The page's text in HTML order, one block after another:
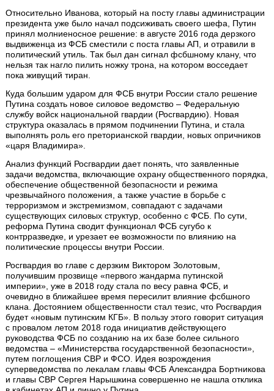
Относительно Иванова, который на посту главы администрации
президента уже было начал подсиживать своего шефа, Путин
принял молниеносное решение: в августе 2016 года дерзкого
выдвиженца из ФСБ сместили с поста главы АП, и отравили в
политический утиль. Так был дан сигнал фсбшному клану, что
нельзя так нагло пилить ножку трона, на котором восседает
пока живущий тиран.
Куда большим ударом для ФСБ внутри России стало решение
Путина создать новое силовое ведомство – Федеральную
службу войск национальной гвардии (Росгвардию). Новая
структура оказалась в прямом подчинении Путина, и стала
выполнять роль его преторианской гвардии, новых опричников
«царя Владимира».
Анализ функций Росгвардии дает понять, что заявленные
задачи ведомства, включающие охрану общественного порядка,
обеспечение общественной безопасности и режима
чрезвычайного положения, а также участие в борьбе с
терроризмом и экстремизмом, совпадают с задачами
существующих силовых структур, особенно с ФСБ. По сути,
реформа Путина сводит функционал ФСБ сугубо к
контрразведке, и урезает ее возможности по влиянию на
политические процессы внутри России.
Росгвардия во главе с дерзким Виктором Золотовым,
получившим прозвище «первого жандарма путинской
империи», уже в 2018 году стала по весу равна ФСБ, и
очевидно в ближайшее время пересилит влияние фсбшного
клана. Достоянием общественности стал тезис, что Росгвардия
будет «новым путинским КГБ». В пользу этого говорит ситуация
с провалом летом 2018 года инициатив действующего
руководства ФСБ по созданию на их базе более сильного
ведомства – «Министерства государственной безопасности»,
путем поглощения СВР и ФСО. Идея возрождения
суперведомства по лекалам главы ФСБ Александра Бортникова
и главы СВР Сергея Нарышкина совершенно не нашла отклика